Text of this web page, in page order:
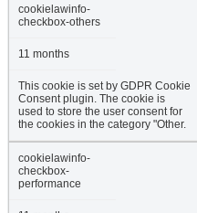
cookielawinfo-
checkbox-others
11 months
This cookie is set by GDPR Cookie
Consent plugin. The cookie is
used to store the user consent for
the cookies in the category "Other.
cookielawinfo-
checkbox-
performance